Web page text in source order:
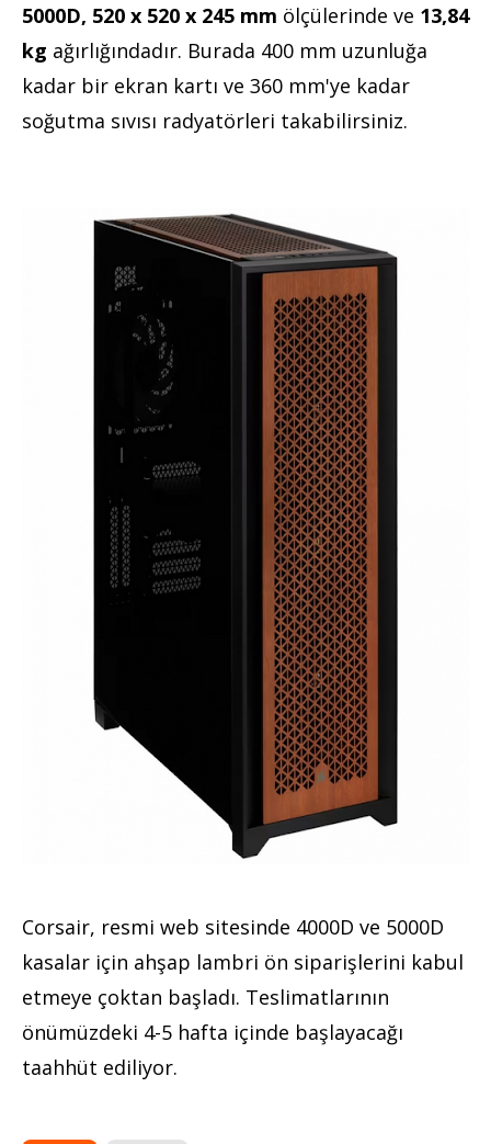
5000D, 520 x 520 x 245 mm ölçülerinde ve 13,84
kg ağırlığındadır. Burada 400 mm uzunluğa
kadar bir ekran kartı ve 360 ​​mm'ye kadar
soğutma sıvısı radyatörleri takabilirsiniz.
Corsair, resmi web sitesinde 4000D ve 5000D
kasalar için ahşap lambri ön siparişlerini kabul
etmeye çoktan başladı. Teslimatlarının
önümüzdeki 4-5 hafta içinde başlayacağı
taahhüt ediliyor.